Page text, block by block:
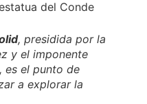
, presidida por la
y el imponente
es el punto de
a explorar la